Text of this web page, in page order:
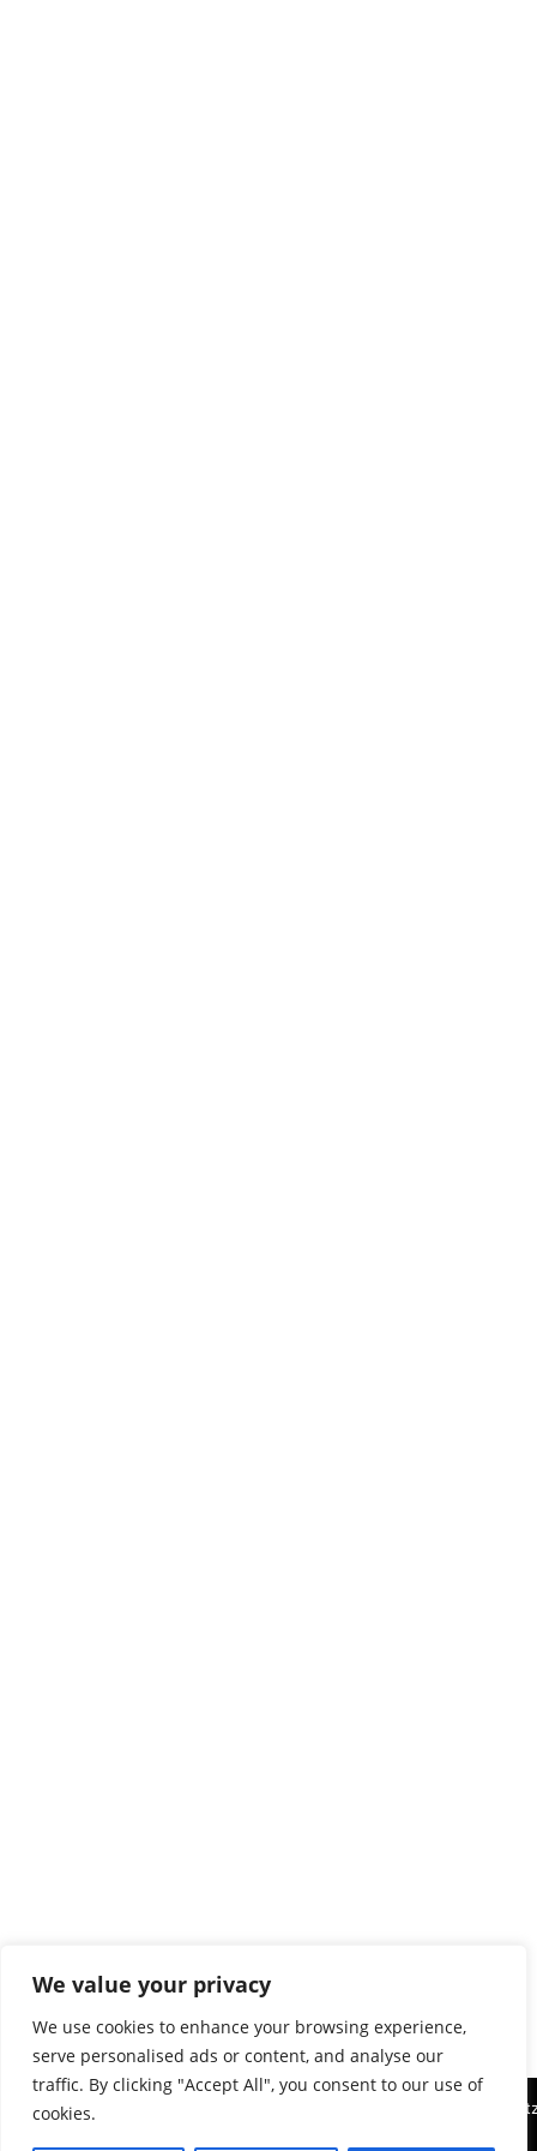
We value your privacy
We use cookies to enhance your browsing experience,
serve personalised ads or content, and analyse our
traffic. By clicking "Accept All", you consent to our use of
cookies.
Diese Website benutzt Cookies. Wenn Sie die Website weiter